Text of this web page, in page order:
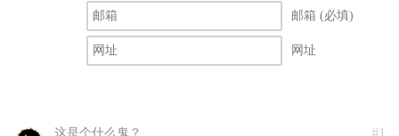
邮箱 (必填)
网址
#1
这是个什么鬼？